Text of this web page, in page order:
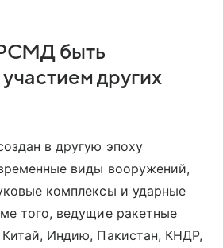
быть
других
в другую эпоху
виды вооружений,
комплексы и ударные
того, ведущие ракетные
Индию, Пакистан, КНДР,